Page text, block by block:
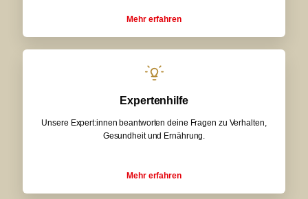
Mehr erfahren
Expertenhilfe
Unsere Expert:innen beantworten deine Fragen zu Verhalten,
Gesundheit und Ernährung.
Mehr erfahren